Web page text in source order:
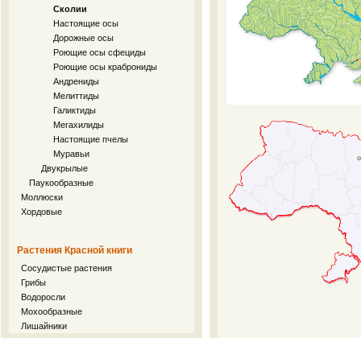
Сколии
Настоящие осы
Дорожные осы
Роющие осы сфециды
Роющие осы краброниды
Андрениды
Мелиттиды
Галиктиды
Мегахилиды
Настоящие пчелы
Муравьи
Двукрылые
Паукообразные
Моллюски
Хордовые
Растения Красной книги
Сосудистые растения
Грибы
Водоросли
Мохообразные
Лишайники